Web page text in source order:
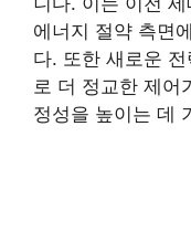
에너지 절약 측면
다. 또한 새로운
로 더 정교한 제어
정성을 높이는 데